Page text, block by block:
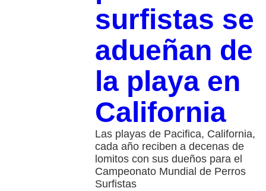
surfistas se
adueñan de
la playa en
California
Las playas de Pacifica, California,
cada año reciben a decenas de
lomitos con sus dueños para el
Campeonato Mundial de Perros
Surfistas